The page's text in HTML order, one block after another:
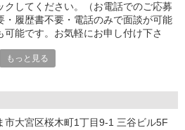
クしてください。（お電話でのご応募
・履歴書不要・電話のみで面談が可能
能です。お気軽にお申し付け下さ
もっと見る
市大宮区桜木町1丁目9-1 三谷ビル5F